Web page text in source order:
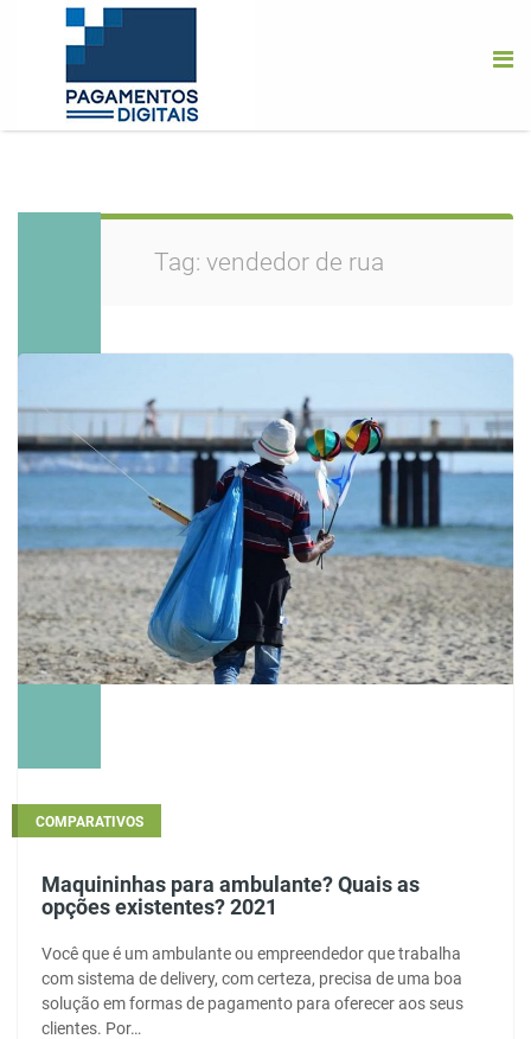
Tag: vendedor de rua
COMPARATIVOS
Maquininhas para ambulante? Quais as
opções existentes? 2021
Você que é um ambulante ou empreendedor que trabalha
com sistema de delivery, com certeza, precisa de uma boa
solução em formas de pagamento para oferecer aos seus
clientes. Por…